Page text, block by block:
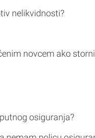
nelikvidnosti?
novcem ako
osiguranja?